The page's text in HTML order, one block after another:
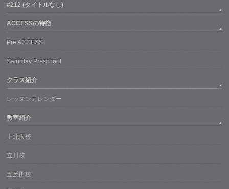
#212 (タイトルなし)
ACCESSの特徴
Pre ACCESS
Saturday Preschool
クラス紹介
レッスンカレンダー
教室紹介
上北沢校
立川校
五反田校